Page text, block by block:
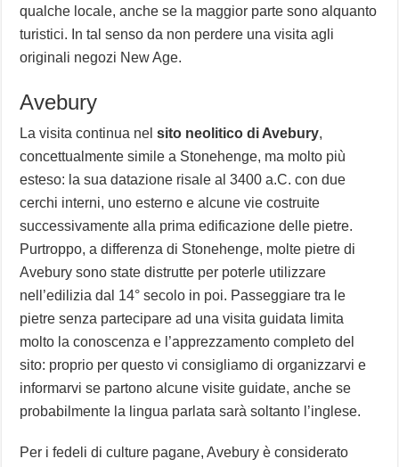
qualche locale, anche se la maggior parte sono alquanto
turistici. In tal senso da non perdere una visita agli
originali negozi New Age.
Avebury
La visita continua nelsito neolitico di Avebury,
concettualmente simile a Stonehenge, ma molto più
esteso: la sua datazione risale al 3400 a.C. con due
cerchi interni, uno esterno e alcune vie costruite
successivamente alla prima edificazione delle pietre.
Purtroppo, a differenza di Stonehenge, molte pietre di
Avebury sono state distrutte per poterle utilizzare
nell’edilizia dal 14° secolo in poi. Passeggiare tra le
pietre senza partecipare ad una visita guidata limita
molto la conoscenza e l’apprezzamento completo del
sito: proprio per questo vi consigliamo di organizzarvi e
informarvi se partono alcune visite guidate, anche se
probabilmente la lingua parlata sarà soltanto l’inglese.
Per i fedeli di culture pagane, Avebury è considerato